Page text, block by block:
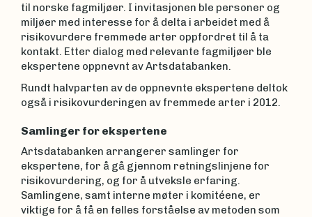
til norske fagmiljøer. I invitasjonen ble personer og
miljøer med interesse for å delta i arbeidet med å
risikovurdere fremmede arter oppfordret til å ta
kontakt. Etter dialog med relevante fagmiljøer ble
ekspertene oppnevnt av Artsdatabanken.
Rundt halvparten av de oppnevnte ekspertene deltok
også i risikovurderingen av fremmede arter i 2012.
Samlinger for ekspertene
Artsdatabanken arrangerer samlinger for
ekspertene, for å gå gjennom retningslinjene for
risikovurdering, og for å utveksle erfaring.
Samlingene, samt interne møter i komitéene, er
viktige for å få en felles forståelse av metoden som